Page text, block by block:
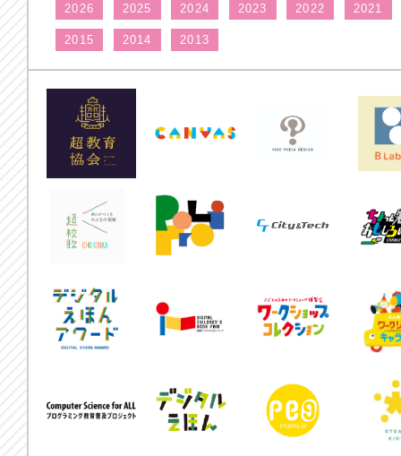
2026 2025 2024 2023 2022 2021
2015 2014 2013